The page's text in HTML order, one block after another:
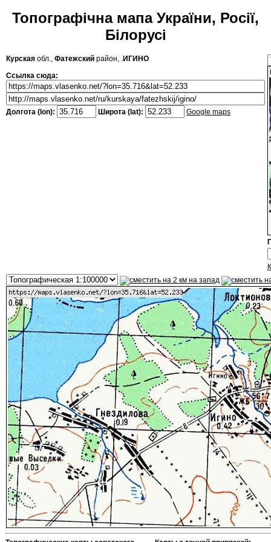
Топографічна мапа України, Росії,
Білорусі
Курская обл., Фатежский район, .ИГИНО
Ссылка сюда:
Долгота (lon): Широта (lat): Google maps